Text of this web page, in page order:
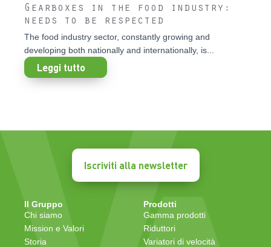
Gearboxes in the food industry:
needs to be respected
The food industry sector, constantly growing and
developing both nationally and internationally, is...
Leggi tutto
Iscriviti alla newsletter
Il Gruppo
Chi siamo
Mission e Valori
Storia
Prodotti
Gamma prodotti
Riduttori
Variatori di velocità